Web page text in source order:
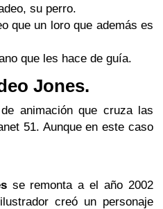
su perro.
que un loro que además es
que les hace de guía.
Jones.
animación que cruza las
51. Aunque en este caso
se remonta a el año 2002
creó un personaje